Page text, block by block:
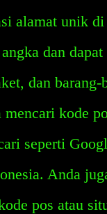
alamat unik di
dan
dan
kode
seperti
Anda
pos atau